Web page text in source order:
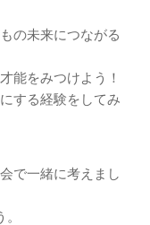
の未来につながる
能をみつけよう！
する経験をしてみ
で一緒に考えまし